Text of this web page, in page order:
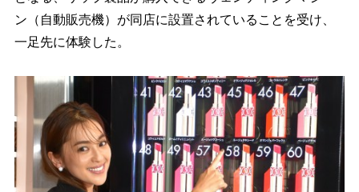
ン（自動販売機）が同店に設置されていることを受け、
一足先に体験した。